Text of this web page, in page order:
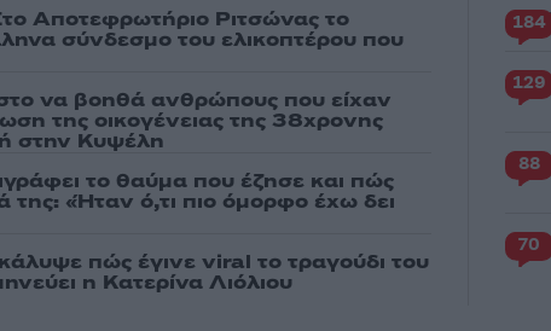
Αποτεφρωτήριο Ριτσώνας το
σύνδεσμο του ελικοπτέρου που
να βοηθά ανθρώπους που είχαν
της οικογένειας της 38χρονης
στην Κυψέλη
το θαύμα που έζησε και πώς
της: «Ήταν ό,τι πιο όμορφο έχω δει
πώς έγινε viral το τραγούδι του
η Κατερίνα Λιόλιου
184
129
88
70